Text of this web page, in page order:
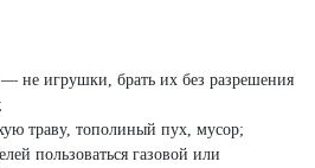
не игрушки, брать их без разрешения
траву, тополиный пух, мусор;
пользоваться газовой или